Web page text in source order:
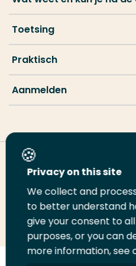
Toetsing
Praktisch
Aanmelden
Deel deze pagina
Deel
LinkedIn
Deel
op
Twitter
Deel
op
Facebook
Email
deze
Privacy on this site
We collect and
to better understand
give your consent to
purposes, or you can
more information, see